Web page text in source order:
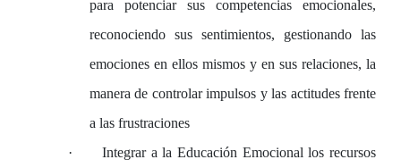
para potenciar sus competencias emocionales,
reconociendo sus sentimientos, gestionando las
emociones en ellos mismos y en sus relaciones, la
manera de controlar impulsos y las actitudes frente
a las frustraciones
·
Integrar a la Educación Emocional los recursos